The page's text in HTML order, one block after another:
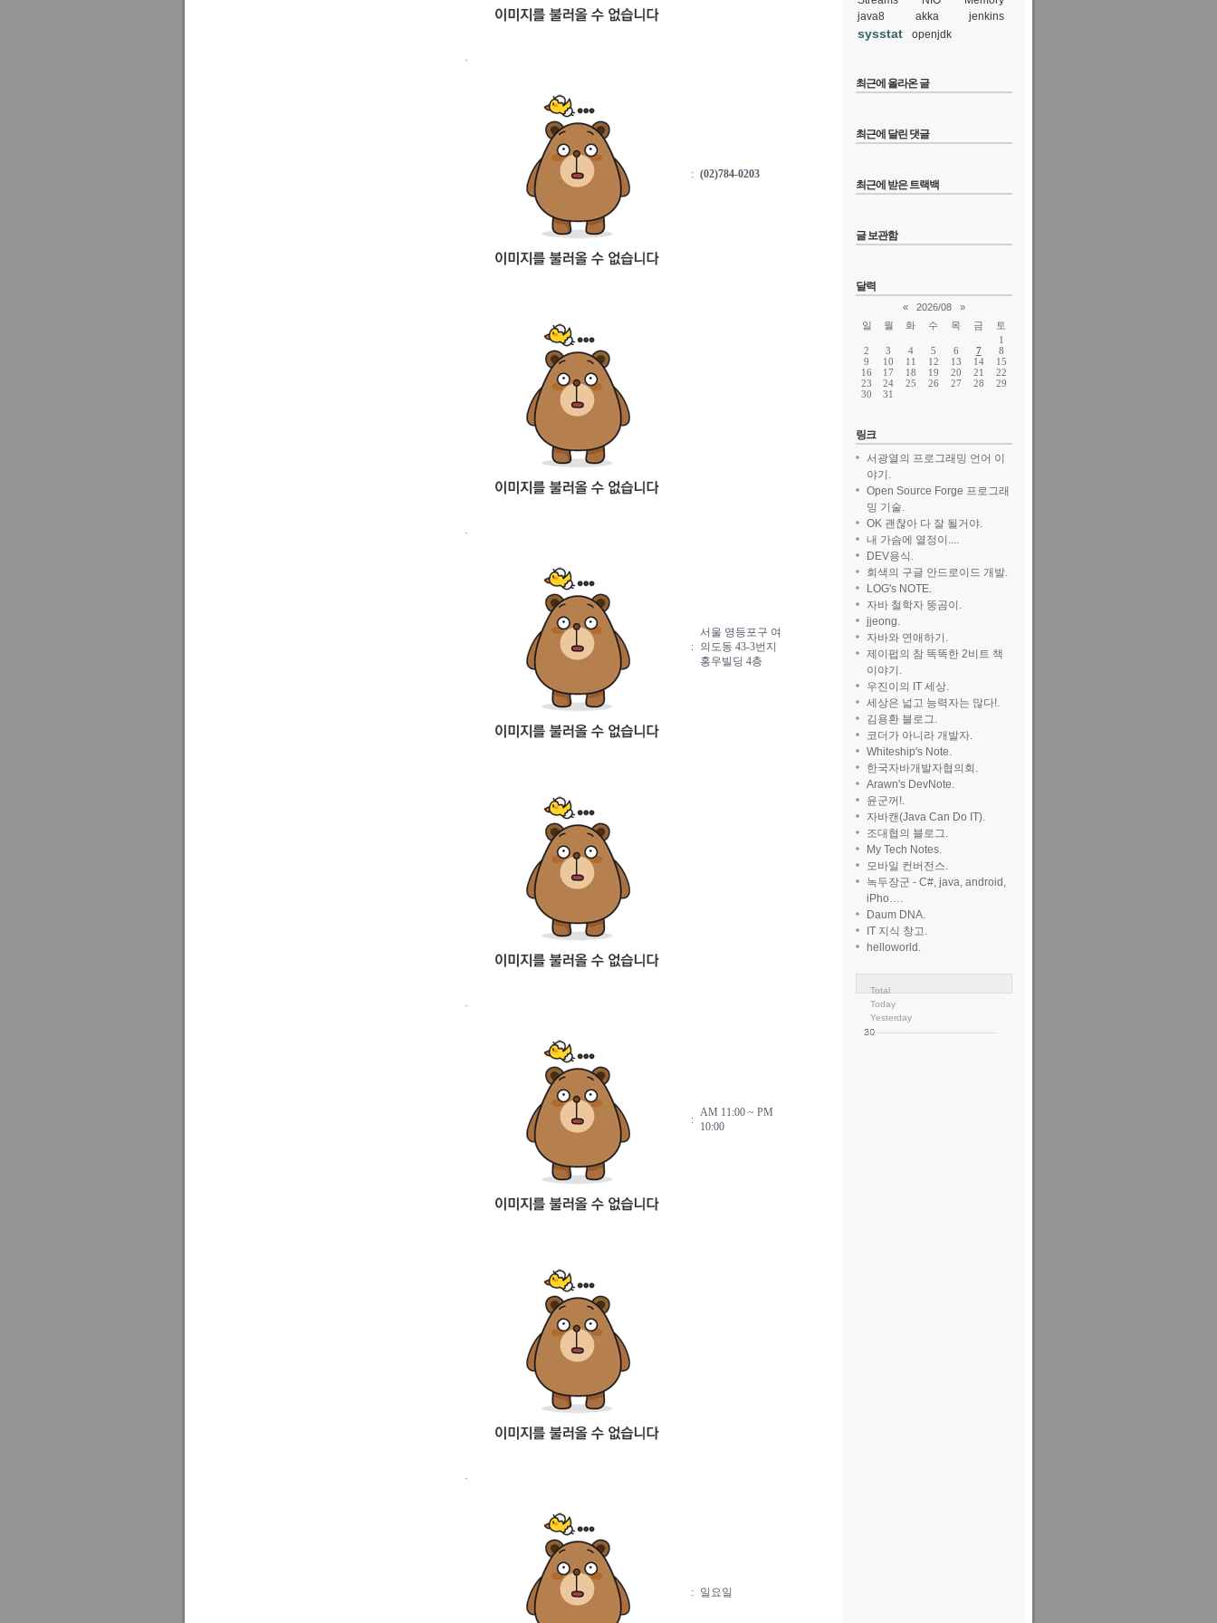
·
: (02)784-0203
·
:
서울 영등포구 여
의도동 43-3번지
홍우빌딩 4층
·
:
AM 11:00 ~ PM
10:00
·
: 일요일
java8
akka jenkins
sysstat openjdk
최근에 올라온 글
최근에 달린 댓글
최근에 받은 트랙백
글 보관함
달력
« 2026/08
»
일
월 화 수 목 금
토
1
2
3 4 5 6 7
8
9
10 11 12 13 14
15
16
17 18 19 20 21
22
23
24 25 26 27 28
29
30
31
링크
서광열의 프로그래밍 언어 이
야기.
Open Source Forge 프로그래
밍 기술.
OK 괜찮아 다 잘 될거야.
내 가슴에 열정이....
DEV용식.
회색의 구글 안드로이드 개발.
LOG's NOTE.
자바 철학자 뚱곰이.
jjeong.
자바와 연애하기.
제이펍의 참 똑똑한 2비트 책
이야기.
우진이의 IT 세상.
세상은 넓고 능력자는 많다!.
김용환 블로그.
코더가 아니라 개발자.
Whiteship's Note.
한국자바개발자협의회.
Arawn's DevNote.
윤군꺼!.
자바캔(Java Can Do IT).
조대협의 블로그.
My Tech Notes.
모바일 컨버전스.
녹두장군 - C#, java, android,
iPho….
Daum DNA.
IT 지식 창고.
helloworld.
Total
Today
Yesterday